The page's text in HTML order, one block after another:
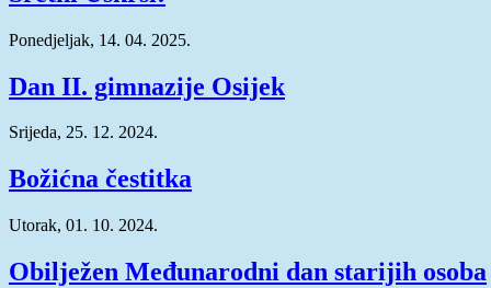
Ponedjeljak, 14. 04. 2025.
Dan II. gimnazije Osijek
Srijeda, 25. 12. 2024.
Božićna čestitka
Utorak, 01. 10. 2024.
Obilježen Međunarodni dan starijih osoba